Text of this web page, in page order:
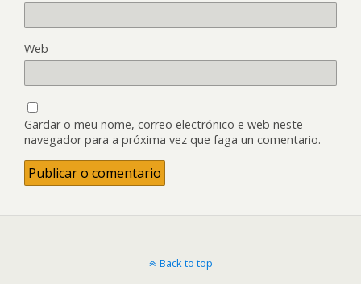
Web
Gardar o meu nome, correo electrónico e web neste
navegador para a próxima vez que faga un comentario.
Back to top